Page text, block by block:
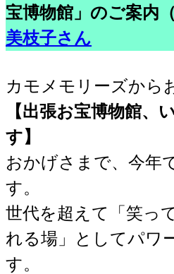
宝博物館」のご案内
美枝子さん
カモメモリーズから
【出張お宝博物館、
す】
おかげさまで、今年
す。
世代を超えて「笑っ
れる場」としてパワ
す。